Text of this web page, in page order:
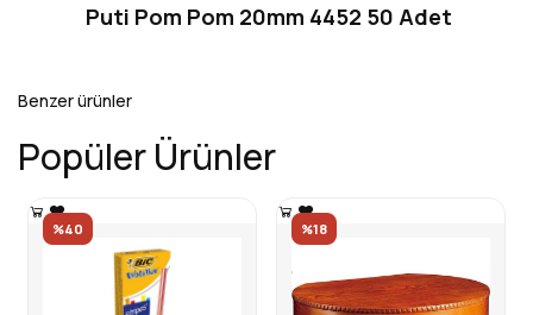
Puti Pom Pom 20mm 4452 50 Adet
Benzer ürünler
Popüler Ürünler
%40 %18